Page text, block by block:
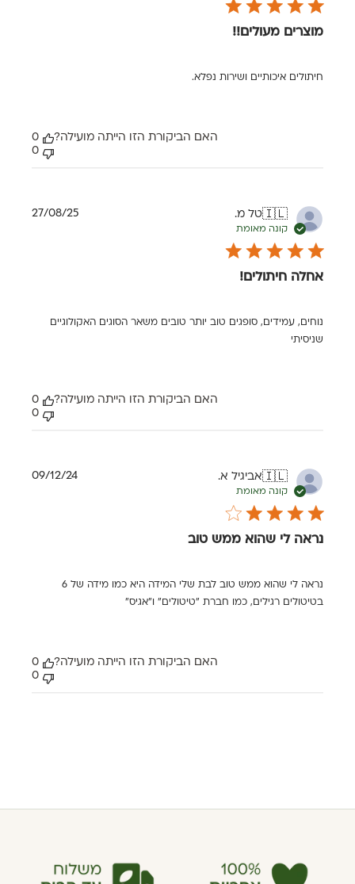
מוצרים מעולים!!
חיתולים איכותיים ושירות נפלא.
האם הביקורת הזו הייתה מועילה?
0
0
🇮🇱טל מ.
קונה מאומת
אחלה חיתולים!
נוחים, עמידים, סופגים טוב יותר טובים משאר הסוגים האקולוגיים
שניסיתי
תאריך27/08/25
האם הביקורת הזו הייתה מועילה?
0
0
🇮🇱אביגיל א.
קונה מאומת
נראה לי שהוא ממש טוב
נראה לי שהוא ממש טוב לבת שלי המידה היא כמו מידה של 6
בטיטולים רגילים, כמו חברת ״טיטולים״ ו״אגיס״
תאריך09/12/24
האם הביקורת הזו הייתה מועילה?
0
0